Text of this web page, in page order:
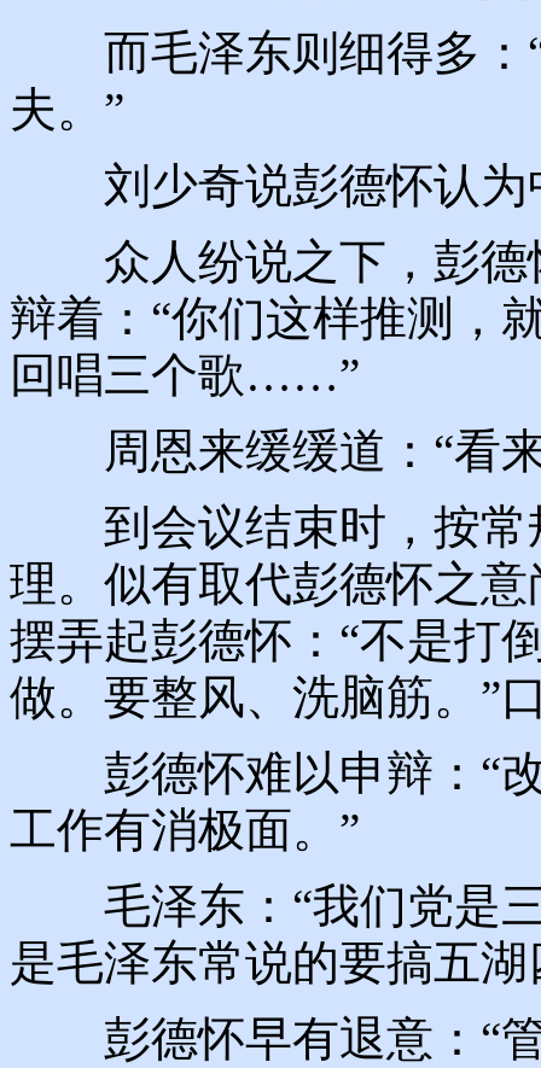
而毛泽东则细得多：“
夫。”
刘少奇说彭德怀认为
众人纷说之下，彭德
辩着：“你们这样推测，
回唱三个歌……”
周恩来缓缓道：“看来
到会议结束时，按常
理。似有取代彭德怀之
摆弄起彭德怀：“不是打
做。要整风、洗脑筋。”
彭德怀难以申辩：“改
工作有消极面。”
毛泽东：“我们党是三
是毛泽东常说的要搞五
彭德怀早有退意：“管